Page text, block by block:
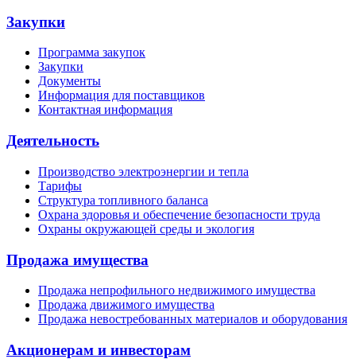
Закупки
Программа закупок
Закупки
Документы
Информация для поставщиков
Контактная информация
Деятельность
Производство электроэнергии и тепла
Тарифы
Структура топливного баланса
Охрана здоровья и обеспечение безопасности труда
Охраны окружающей среды и экология
Продажа имущества
Продажа непрофильного недвижимого имущества
Продажа движимого имущества
Продажа невостребованных материалов и оборудования
Акционерам и инвесторам